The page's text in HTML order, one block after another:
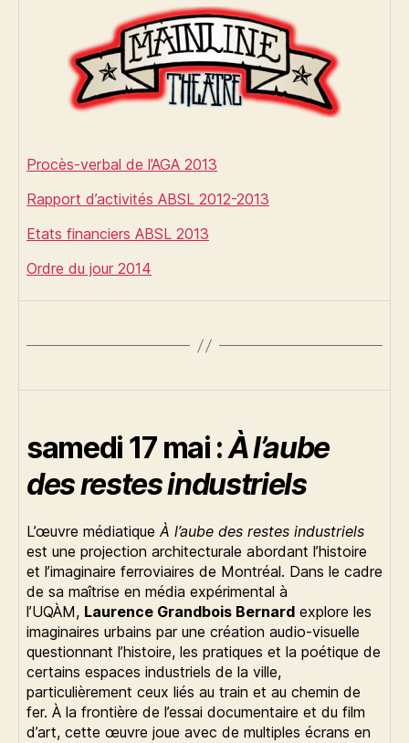
Procès-verbal de l’AGA 2013
Rapport d’activités ABSL 2012-2013
Etats financiers ABSL 2013
Ordre du jour 2014
samedi 17 mai :À l’aube
des restes industriels
L’œuvre médiatique À l’aube des restes industriels
est une projection architecturale abordant l’histoire
et l’imaginaire ferroviaires de Montréal. Dans le cadre
de sa maîtrise en média expérimental à
l’UQÀM, Laurence Grandbois Bernard explore les
imaginaires urbains par une création audio-visuelle
questionnant l’histoire, les pratiques et la poétique de
certains espaces industriels de la ville,
particulièrement ceux liés au train et au chemin de
fer. À la frontière de l’essai documentaire et du film
d’art, cette œuvre joue avec de multiples écrans en